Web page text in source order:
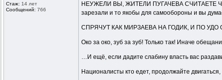
Стаж: 14 лет
Сообщений: 766
НЕУЖЕЛИ ВЫ, ЖИТЕЛИ ПУГАЧЕВА СЧИТАЕТЕ ЧТО
зарезали и то якобы для самообороны и вы
СПРЯЧУТ КАК МИРЗАЕВА НА ГОДИК, И ПО УДО
Око за око, зуб за зуб! Только так! Иначе
…И ещё, если дадите слабину власть вас
Националисты кто едет, продолжайте